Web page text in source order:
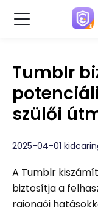
Tumblr
szülői
2025-04-01
A Tumblr
biztosítja a